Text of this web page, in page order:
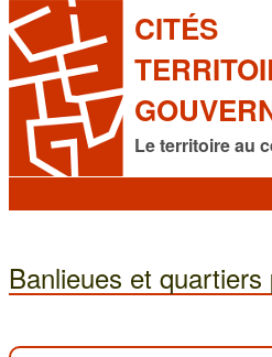
CITÉS
Le territoire au
Banlieues et quartiers